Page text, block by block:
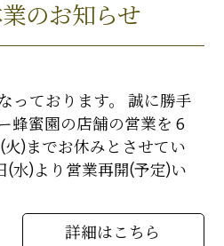
のお知らせ
っております。 誠に勝手
蜂蜜園の店舗の営業を 6
火)までお休みとさせてい
(水)より営業再開(予定)い
詳細はこちら